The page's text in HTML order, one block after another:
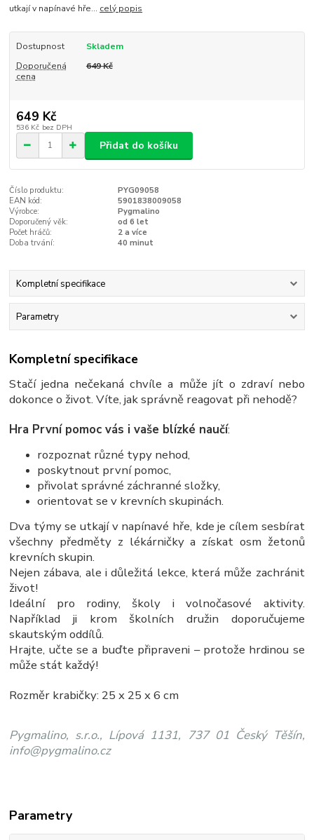
utkají v napínavé hře... celý popis
Dostupnost
Skladem
Doporučená
cena
649 Kč
649 Kč
536 Kč bez DPH
Přidat do košíku
Číslo produktu:
PYG09058
EAN kód:
5901838009058
Výrobce:
Pygmalino
Doporučený věk:
od 6 let
Počet hráčů:
2 a více
Doba trvání:
40 minut
Kompletní specifikace
Parametry
Kompletní specifikace
Stačí jedna nečekaná chvíle a může jít o zdraví nebo
dokonce o život. Víte, jak správně reagovat při nehodě?
Hra První pomoc vás i vaše blízké naučí:
rozpoznat různé typy nehod,
poskytnout první pomoc,
přivolat správné záchranné složky,
orientovat se v krevních skupinách.
Dva týmy se utkají v napínavé hře, kde je cílem sesbírat
všechny předměty z lékárničky a získat osm žetonů
krevních skupin.
Nejen zábava, ale i důležitá lekce, která může zachránit
život!
Ideální pro rodiny, školy i volnočasové aktivity.
Například ji krom školních družin doporučujeme
skautským oddílů.
Hrajte, učte se a buďte připraveni – protože hrdinou se
může stát každý!
Rozměr krabičky: 25 x 25 x 6 cm
Pygmalino, s.r.o., Lípová 1131, 737 01 Český Těšín,
info@pygmalino.cz
Parametry